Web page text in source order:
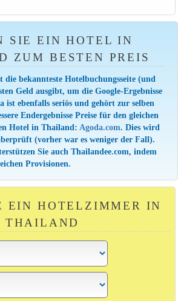
SIE EIN HOTEL IN
ZUM BESTEN PREIS
die bekannteste Hotelbuchungsseite (und
Geld ausgibt, um die Google-Ergebnisse
ist ebenfalls seriös und gehört zur selben
Endergebnisse Preise für den gleichen
Hotel in Thailand: Agoda.com. Dies wird
(vorher war es weniger der Fall).
Sie auch Thailandee.com, indem
Provisionen.
EIN HOTELZIMMER IN
THAILAND